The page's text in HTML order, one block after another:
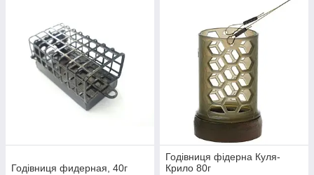
Годівниця фидерная, 40г
Годівниця фідерна Куля-
Крило 80г